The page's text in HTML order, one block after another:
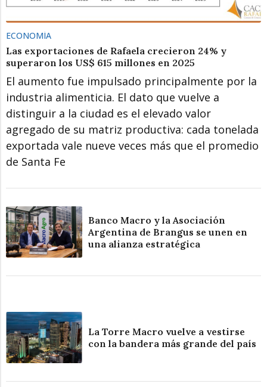
ECONOMÍA
Las exportaciones de Rafaela crecieron 24% y
superaron los US$ 615 millones en 2025
El aumento fue impulsado principalmente por la
industria alimenticia. El dato que vuelve a
distinguir a la ciudad es el elevado valor
agregado de su matriz productiva: cada tonelada
exportada vale nueve veces más que el promedio
de Santa Fe
Banco Macro y la Asociación
Argentina de Brangus se unen en
una alianza estratégica
La Torre Macro vuelve a vestirse
con la bandera más grande del país